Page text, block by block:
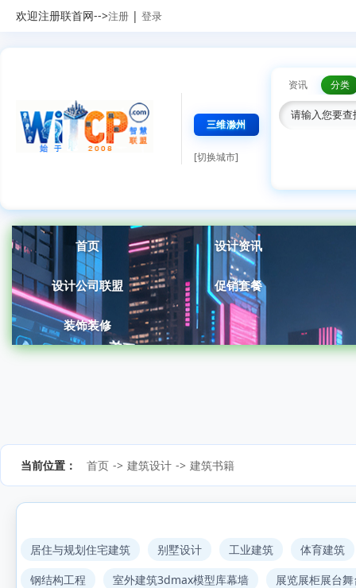
欢迎注册联首网-->注册 | 登录
三维滁州
[切换城市]
资讯 分类
首页 设计资讯
设计公司联盟 促销套餐
装饰装修
当前位置： 首页 -> 建筑设计 -> 建筑书籍
居住与规划住宅建筑 别墅设计 工业建筑
体育建筑
钢结构工程
室外建筑3dmax模型库幕墙 展览展柜展台